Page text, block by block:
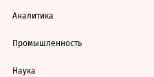
Аналитика
Промышленность
Наука